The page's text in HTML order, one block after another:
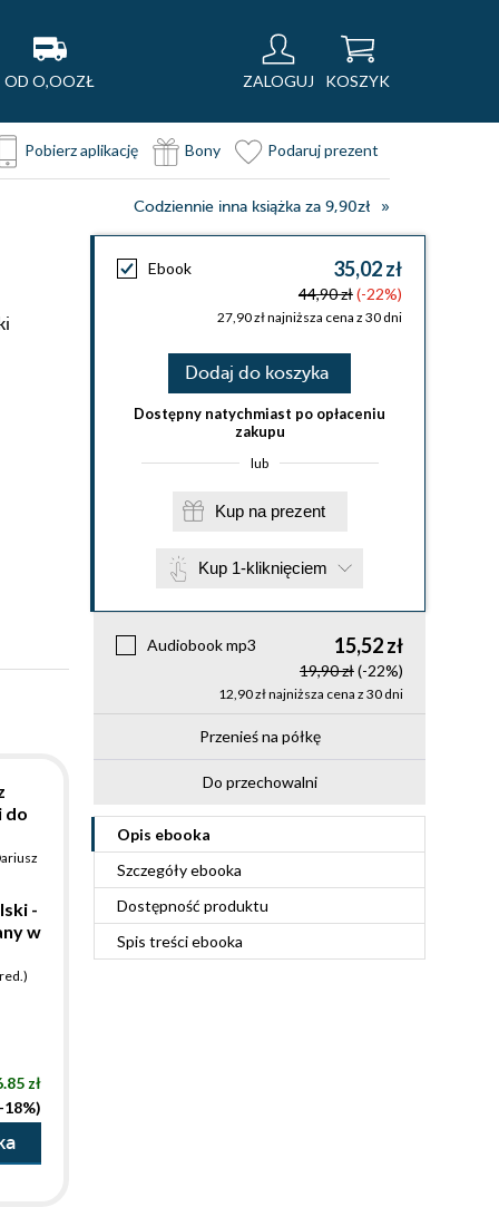
OD O,OOZŁ ZALOGUJ KOSZYK
Pobierz aplikację Bony Podaruj prezent
Codziennie inna książka za 9,90zł
Ebook 35,02 zł
44,90 zł(-22%)
27,90 zł najniższa cena z 30 dni
Dodaj do koszyka
Dostępny natychmiast po opłaceniu
zakupu
lub
Kup na prezent
Kup 1-kliknięciem
Audiobook mp3 15,52 zł
19,90 zł(-22%)
12,90 zł najniższa cena z 30 dni
Przenieś na półkę
Do przechowalni
Opis ebooka
Szczegółyebooka
Dostępność produktu
Spis treściebooka
do
-
w
zł
18%)